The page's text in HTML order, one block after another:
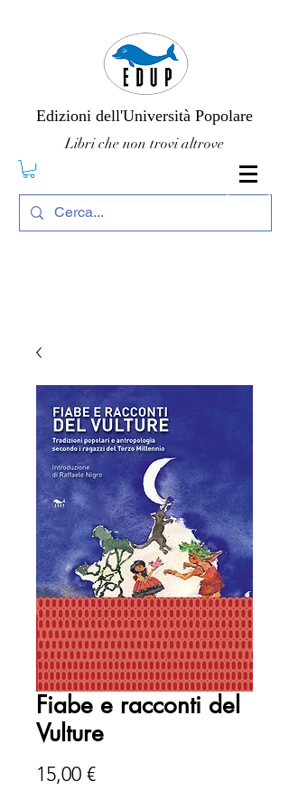
Edizioni dell'Università Popolare
Libri che non trovi altrove
Fiabe e racconti del
Vulture
15,00 €Prezzo